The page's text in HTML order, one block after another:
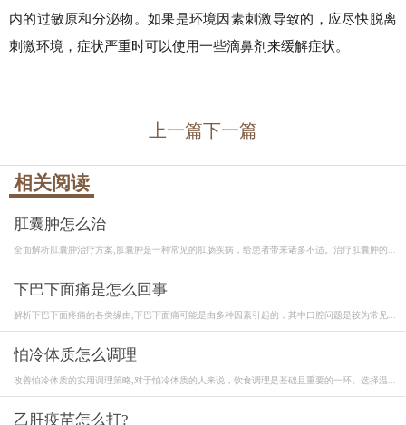
内的过敏原和分泌物。如果是环境因素刺激导致的，应尽快脱离
刺激环境，症状严重时可以使用一些滴鼻剂来缓解症状。
上一篇下一篇
相关阅读
肛囊肿怎么治
全面解析肛囊肿治疗方案,肛囊肿是一种常见的肛肠疾病，给患者带来诸多不适。治疗肛囊肿的...
下巴下面痛是怎么回事
解析下巴下面疼痛的各类缘由,下巴下面痛可能是由多种因素引起的，其中口腔问题是较为常见...
怕冷体质怎么调理
改善怕冷体质的实用调理策略,对于怕冷体质的人来说，饮食调理是基础且重要的一环。选择温...
乙肝疫苗怎么打?